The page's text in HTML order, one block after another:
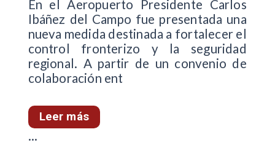
En el Aeropuerto Presidente Carlos
Ibáñez del Campo fue presentada una
nueva medida destinada a fortalecer el
control fronterizo y la seguridad
regional. A partir de un convenio de
colaboración ent
Leer más
...